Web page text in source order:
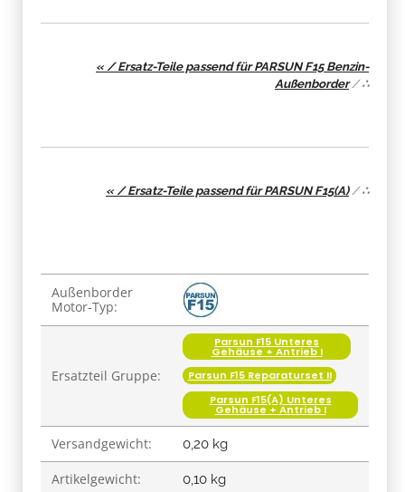
« / Ersatz-Teile passend für PARSUN F15 Benzin-
Außenborder/∴
« / Ersatz-Teile passend für PARSUN F15(A)/∴
Produkteigenschaft
Wert
Außenborder
Motor-Typ:
Ersatzteil Gruppe:
Parsun F15 Unteres
Gehäuse + Antrieb I
Parsun F15 Reparaturset II
Parsun F15(A) Unteres
Gehäuse + Antrieb I
Versandgewicht: 0,20 kg
Artikelgewicht: 0,10 kg